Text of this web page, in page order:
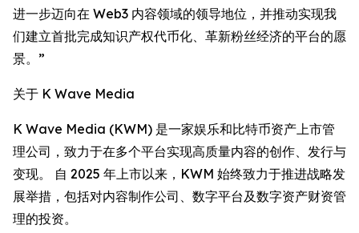
进一步迈向在 Web3 内容领域的领导地位，并推动实现我
们建立首批完成知识产权代币化、革新粉丝经济的平台的愿
景。”
关于 K Wave Media
K Wave Media (KWM) 是一家娱乐和比特币资产上市管
理公司，致力于在多个平台实现高质量内容的创作、发行与
变现。 自 2025 年上市以来，KWM 始终致力于推进战略发
展举措，包括对内容制作公司、数字平台及数字资产财资管
理的投资。